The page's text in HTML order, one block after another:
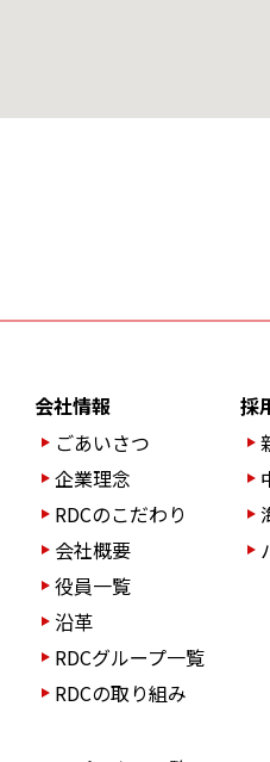
会社情報
ごあいさつ
企業理念
RDCのこだわり
会社概要
役員一覧
沿革
RDCグループ一覧
RDCの取り組み
採